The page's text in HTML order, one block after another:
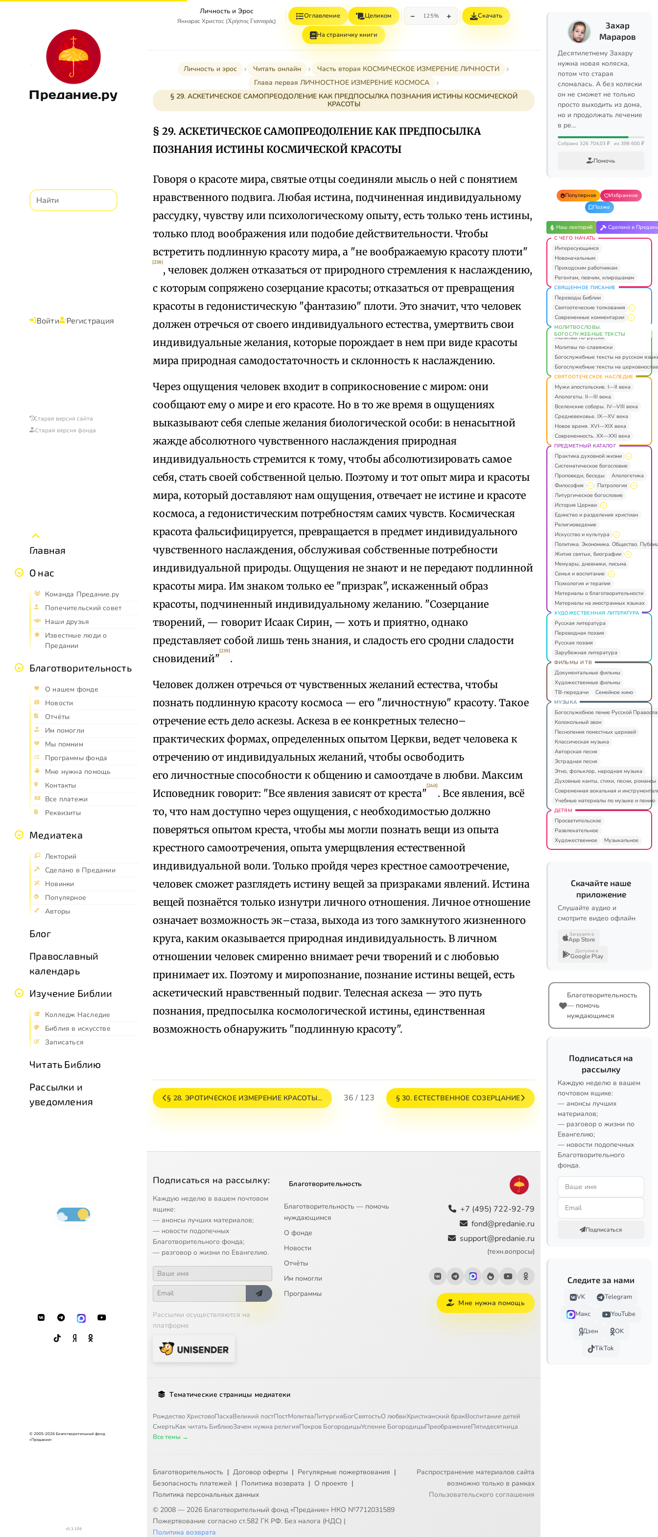
Предание.ру
Войти Регистрация
Старая версия сайта
Старая версия фонда
Главная
О нас
Команда Предание.ру
Попечительский совет
Наши друзья
Известные люди о
Предании
Благотворительность
О нашем фонде
Новости
Отчёты
Им помогли
Мы помним
Программы фонда
Мне нужна помощь
Контакты
Все платежи
Реквизиты
Медиатека
Лекторий
Сделано в Предании
Новинки
Популярное
Авторы
Блог
Православный
календарь
Изучение Библии
Колледж Наследие
Библия в искусстве
Записаться
Читать Библию
Рассылки и
уведомления
© 2005-2026 Благотворительный фонд
«Предание»
v5.3.109
Личность и Эрос
Яннарас Христос (Χρήστος Γιανναράς)
Оглавление Целиком − 125% + Скачать
На страничку книги
Личность и эрос Читать онлайн
Часть вторая КОСМИЧЕСКОЕ ИЗМЕРЕНИЕ ЛИЧНОСТИ
Глава первая ЛИЧНОСТНОЕ ИЗМЕРЕНИЕ КОСМОСА
§ 29. АСКЕТИЧЕСКОЕ САМОПРЕОДОЛЕНИЕ КАК ПРЕДПОСЫЛКА ПОЗНАНИЯ ИСТИНЫ КОСМИЧЕСКОЙ
КРАСОТЫ
§ 29. АСКЕТИЧЕСКОЕ САМОПРЕОДОЛЕНИЕ КАК ПРЕДПОСЫЛКА
ПОЗНАНИЯ ИСТИНЫ КОСМИЧЕСКОЙ КРАСОТЫ
Говоря о красоте мира, святые отцы соединяли мысль о ней с понятием
нравственного подвига. Любая истина, подчиненная индивидуальному
рассудку, чувству или психологическому опыту, есть только тень истины,
только плод воображения или подобие действительности. Чтобы
встретить подлинную красоту мира, а "не воображаемую красоту плоти"
[238]
, человек должен отказаться от природного стремления к наслаждению,
с которым сопряжено созерцание красоты; отказаться от превращения
красоты в гедонистическую "фантазию" плоти. Это значит, что человек
должен отречься от своего индивидуального естества, умертвить свои
индивидуальные желания, которые порождает в нем при виде красоты
мира природная самодостаточность и склонность к наслаждению.
Через ощущения человек входит в соприкосновение с миром: они
сообщают ему о мире и его красоте. Но в то же время в ощущениях
выказывают себя слепые желания биологической особи: в ненасытной
жажде абсолютного чувственного наслаждения природная
индивидуальность стремится к тому, чтобы абсолютизировать самое
себя, стать своей собственной целью. Поэтому и тот опыт мира и красоты
мира, который доставляют нам ощущения, отвечает не истине и красоте
космоса, а гедонистическим потребностям самих чувств. Космическая
красота фальсифицируется, превращается в предмет индивидуального
чувственного наслаждения, обслуживая собственные потребности
индивидуальной природы. Ощущения не знают и не передают подлинной
красоты мира. Им знаком только ее "призрак", искаженный образ
красоты, подчиненный индивидуальному желанию. "Созерцание
творений, — говорит Исаак Сирин, — хоть и приятно, однако
представляет собой лишь тень знания, и сладость его сродни сладости
сновидений"
[239]
.
Человек должен отречься от чувственных желаний естества, чтобы
познать подлинную красоту космоса — его "личностную" красоту. Такое
отречение есть дело аскезы. Аскеза в ее конкретных телесно–
практических формах, определенных опытом Церкви, ведет человека к
отречению от индивидуальных желаний, чтобы освободить
его личностные способности к общению и самоотдаче в любви. Максим
Исповедник говорит: "Все явления зависят от креста"
[240]
. Все явления, всё
то, что нам доступно через ощущения, с необходимостью должно
поверяться опытом креста, чтобы мы могли познать вещи из опыта
крестного самоотречения, опыта умерщвления естественной
индивидуальной воли. Только пройдя через крестное самоотречение,
человек сможет разглядеть истину вещей за призраками явлений. Истина
вещей познаётся только изнутри личного отношения. Личное отношение
означает возможность эк–стаза, выхода из того замкнутого жизненного
круга, каким оказывается природная индивидуальность. В личном
отношении человек смиренно внимает речи творений и с любовью
принимает их. Поэтому и миропознание, познание истины вещей, есть
аскетический нравственный подвиг. Телесная аскеза — это путь
познания, предпосылка космологической истины, единственная
возможность обнаружить "подлинную красоту".
§ 28. ЭРОТИЧЕСКОЕ ИЗМЕРЕНИЕ КРАСОТЫ… 36 / 123 § 30. ЕСТЕСТВЕННОЕ СОЗЕРЦАНИЕ
Подписаться на рассылку:
Каждую неделю в вашем почтовом
ящике:
— анонсы лучших материалов;
— новости подопечных
Благотворительного фонда;
— разговор о жизни по Евангелию.
Рассылки осуществляются на
платформе
Благотворительность
Благотворительность — помочь
нуждающимся
О фонде
Новости
Отчёты
Им помогли
Программы
+7 (495) 722-92-79
fond@predanie.ru
support@predanie.ru
(техн.вопросы)
Мне нужна помощь
Тематические страницы медиатеки
Рождество ХристовоПасхаВеликий постПостМолитваЛитургияБогСвятостьО любвиХристианский бракВоспитание детей
СмертьКак читать БиблиюЗачем нужна религияПокров БогородицыУспение БогородицыПреображениеПятидесятница
Все темы →
Благотворительность | Договор оферты | Регулярные пожертвования |
Безопасность платежей | Политика возврата | О проекте |
Политика персональных данных
© 2008 — 2026 Благотворительный фонд «Предание» НКО №7712031589
Пожертвование согласно ст.582 ГК РФ. Без налога (НДС) |
Политика возврата
Распространение материалов сайта
возможно только в рамках
Пользовательского соглашения
Захар
Мараров
Десятилетнему Захару
нужна новая коляска,
потом что старая
сломалась. А без коляски
он не сможет не только
просто выходить из дома,
но и продолжать лечение
в ре…
Собрано 326 704,03 ₽ из 398 600 ₽
Помочь
Популярное
Избранное
Позже
Наш лекторий Сделано в
С ЧЕГО НАЧАТЬ
Интересующимся
Новоначальным
Приходским работникам
Регентам, певчим, клирошанам
СВЯЩЕННОЕ ПИСАНИЕ
Переводы Библии
Святоотеческие толкования
Современные комментарии
МОЛИТВОСЛОВЫ.
БОГОСЛУЖЕБНЫЕ ТЕКСТЫ
Молитвы по-русски
Молитвы по-славянски
Богослужебные тексты на русском
Богослужебные тексты на
СВЯТООТЕЧЕСКОЕ НАСЛЕДИЕ
Мужи апостольские. I—II века
Апологеты. II—III века
Вселенские соборы. IV—VIII века
Средневековье. IX—XV века
Новое время. XVI—XIX века
Современность. XX—XXI века
ПРЕДМЕТНЫЙ КАТАЛОГ
Практика духовной жизни
Систематическое богословие
Проповеди, беседы
Апологетика
Философия
Патрология
Литургическое богословие
История Церкви
Единство и разделения христиан
Религиоведение
Искусство и культура
Политика. Экономика. Общество.
Жития святых, биографии
Мемуары, дневники, письма
Семья и воспитание
Психология и терапия
Материалы о благотворительности
Материалы на иностранных языках
ХУДОЖЕСТВЕННАЯ ЛИТЕРАТУРА
Русская литература
Переводная поэзия
Русская поэзия
Зарубежная литература
ФИЛЬМЫ И ТВ
Документальные фильмы
Художественные фильмы
ТВ-передачи
Семейное кино
МУЗЫКА
Богослужебное пение Русской
Колокольный звон
Песнопения поместных церквей
Классическая музыка
Авторская песня
Эстрадная песня
Этно, фольклор, народная музыка
Духовные канты, стихи, песни, романсы
Современная вокальная и
Учебные материалы по музыке и пению
ДЕТЯМ
Просветительское
Развлекательное
Художественное
Музыкальное
Скачайте наше
приложение
Слушайте аудио и
смотрите видео офлайн
Загрузите в
App Store
Доступно в
Google Play
Благотворительность
— помочь
нуждающимся
Подписаться на
рассылку
Каждую неделю в вашем
почтовом ящике:
— анонсы лучших
материалов;
— разговор о жизни по
Евангелию;
— новости подопечных
Благотворительного
фонда.
Подписаться
Следите за нами
VK
Telegram
Макс
YouTube
Дзен
OK
TikTok